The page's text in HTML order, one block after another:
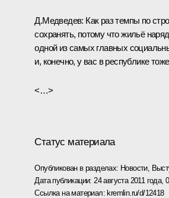
Д.Медведев: Как раз темпы по
сохранять, потому что жильё
одной из самых главных
и, конечно, у вас в республике
<…>
Статус материала
Опубликован в разделах: Новости,
Дата публикации: 24 августа 2011 года,
Ссылка на материал: kremlin.ru/d/12418